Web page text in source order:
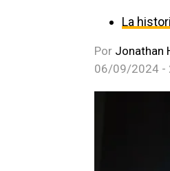
La
Por Jonathan
06/09/2024 -